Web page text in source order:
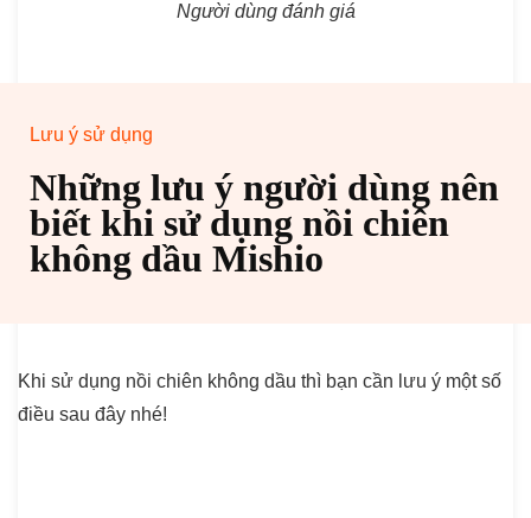
Người dùng đánh giá
Lưu ý sử dụng
Những lưu ý người dùng nên
biết khi sử dụng nồi chiên
không dầu Mishio
Khi sử dụng nồi chiên không dầu thì bạn cần lưu ý một số
điều sau đây nhé!